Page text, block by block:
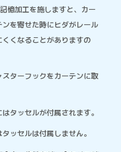
憶加工を施しますと、カー
を寄せた時にヒダがレール
くなることがありますの
ターフックをカーテンに取
タッセルが付属されます。
ッセルは付属しません。